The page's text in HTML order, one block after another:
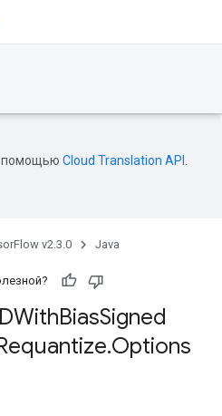
помощью Cloud Translation API
v2.3.0 Java
BiasSigned
.Options